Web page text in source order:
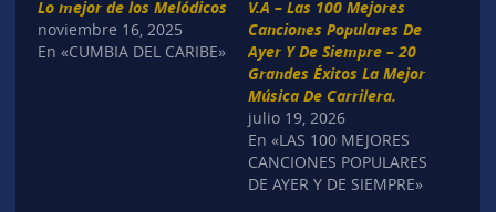
Lo mejor de los Melódicos
noviembre 16, 2025
En «CUMBIA DEL CARIBE»
V.A – Las 100 Mejores
Canciones Populares De
Ayer Y De Siempre – 20
Grandes Éxitos La Mejor
Música De Carrilera.
julio 19, 2026
En «LAS 100 MEJORES
CANCIONES POPULARES
DE AYER Y DE SIEMPRE»